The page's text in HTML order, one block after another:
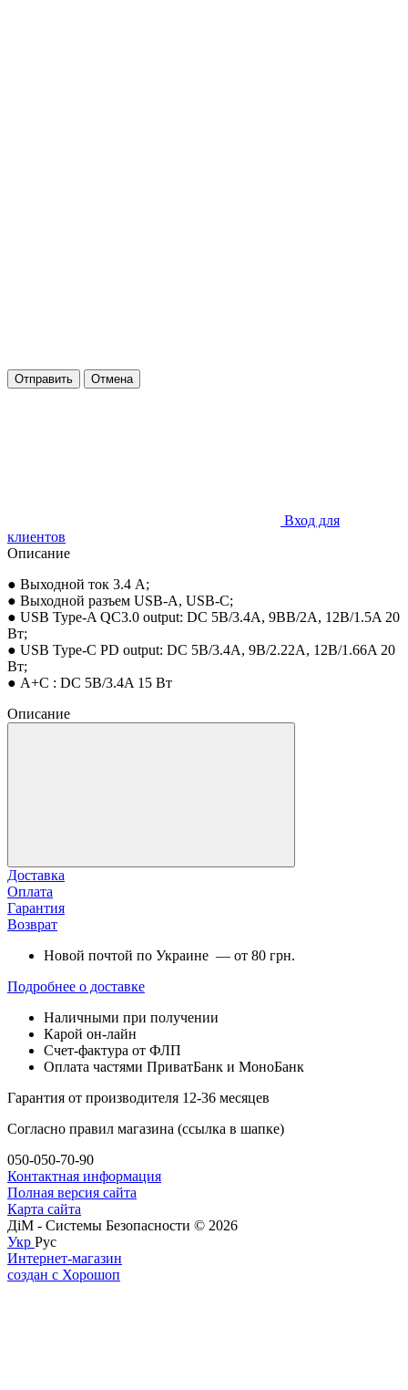
Отправить Отмена
Вход для
клиентов
Описание
● Выходной ток 3.4 A;
● Выходной разъем USB-A, USB-C;
● USB Type-A QC3.0 output: DC 5В/3.4A, 9ВВ/2A, 12В/1.5A 20
Вт;
● USB Type-C PD output: DC 5В/3.4A, 9В/2.22A, 12В/1.66A 20
Вт;
● A+C : DC 5В/3.4A 15 Вт
Описание
Доставка
Оплата
Гарантия
Возврат
Новой почтой по Украине — от 80 грн.
Подробнее о доставке
Наличными при получении
Карой он-лайн
Счет-фактура от ФЛП
Оплата частями ПриватБанк и МоноБанк
Гарантия от производителя 12-36 месяцев
Согласно правил магазина (ссылка в шапке)
050-050-70-90
Контактная информация
Полная версия сайта
Карта сайта
ДіМ - Системы Безопасности © 2026
Укр Рус
Интернет-магазин
создан с Хорошоп